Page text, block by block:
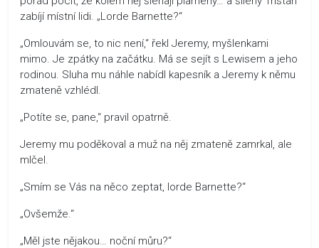
zabíjí místní lidi. „Lorde Barnette?“
„Omlouvám se, to nic není,“ řekl Jeremy, myšlenkami
mimo. Je zpátky na začátku. Má se sejít s Lewisem a jeho
rodinou. Sluha mu náhle nabídl kapesník a Jeremy k němu
zmateně vzhlédl.
„Potíte se, pane,“ pravil opatrně.
Jeremy mu poděkoval a muž na něj zmateně zamrkal, ale
mlčel.
„Smím se Vás na něco zeptat, lorde Barnette?“
„Ovšemže.“
„Měl jste nějakou… noční můru?“